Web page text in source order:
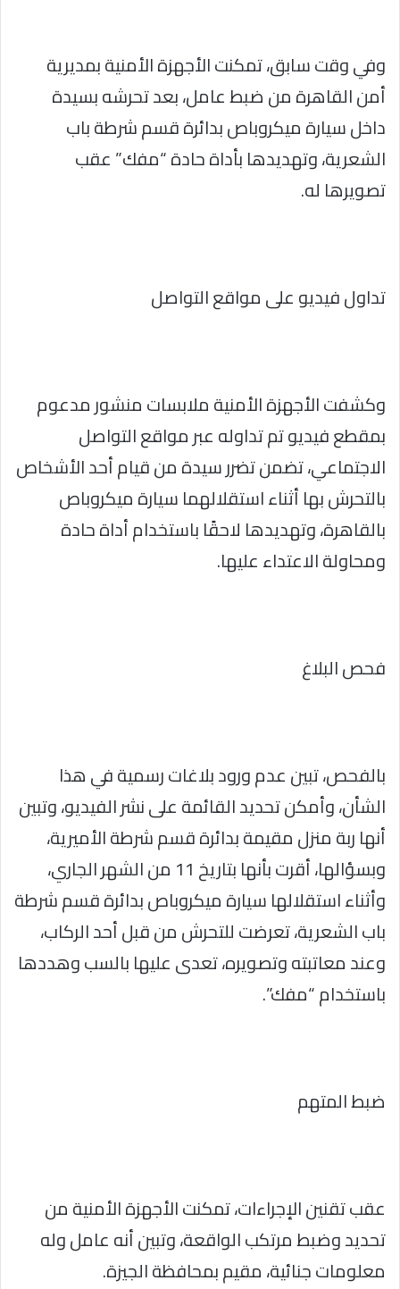
وفي وقت سابق، تمكنت الأجهزة الأمنية بمديرية
أمن القاهرة من ضبط عامل، بعد تحرشه بسيدة
داخل سيارة ميكروباص بدائرة قسم شرطة باب
الشعرية، وتهديدها بأداة حادة “مفك” عقب
تصويرها له.
تداول فيديو على مواقع التواصل
وكشفت الأجهزة الأمنية ملابسات منشور مدعوم
بمقطع فيديو تم تداوله عبر مواقع التواصل
الاجتماعي، تضمن تضرر سيدة من قيام أحد الأشخاص
بالتحرش بها أثناء استقلالهما سيارة ميكروباص
بالقاهرة، وتهديدها لاحقًا باستخدام أداة حادة
ومحاولة الاعتداء عليها.
فحص البلاغ
بالفحص، تبين عدم ورود بلاغات رسمية في هذا
الشأن، وأمكن تحديد القائمة على نشر الفيديو، وتبين
أنها ربة منزل مقيمة بدائرة قسم شرطة الأميرية،
وبسؤالها، أقرت بأنها بتاريخ 11 من الشهر الجاري،
وأثناء استقلالها سيارة ميكروباص بدائرة قسم شرطة
باب الشعرية، تعرضت للتحرش من قبل أحد الركاب،
وعند معاتبته وتصويره، تعدى عليها بالسب وهددها
باستخدام “مفك”.
ضبط المتهم
عقب تقنين الإجراءات، تمكنت الأجهزة الأمنية من
تحديد وضبط مرتكب الواقعة، وتبين أنه عامل وله
معلومات جنائية، مقيم بمحافظة الجيزة.